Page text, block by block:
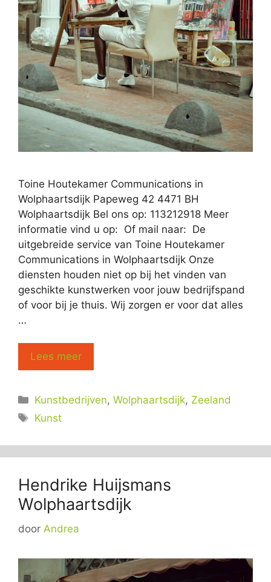
Toine Houtekamer Communications in
Wolphaartsdijk Papeweg 42 4471 BH
Wolphaartsdijk Bel ons op: 113212918 Meer
informatie vind u op: Of mail naar: De
uitgebreide service van Toine Houtekamer
Communications in Wolphaartsdijk Onze
diensten houden niet op bij het vinden van
geschikte kunstwerken voor jouw bedrijfspand
of voor bij je thuis. Wij zorgen er voor dat alles
…
Lees meer
Categorieën
Kunstbedrijven,Wolphaartsdijk, Zeeland
Tags
Kunst
Hendrike Huijsmans
Wolphaartsdijk
door Andrea